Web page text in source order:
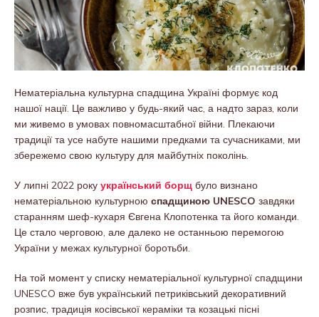
Нематеріальна культурна спадщина Україні формує код
нашої нації. Це важливо у будь-який час, а надто зараз, коли
ми живемо в умовах повномасштабної війни. Плекаючи
традиції та усе набуте нашими предками та сучасниками, ми
збережемо свою культуру для майбутніх поколінь.
У липні 2022 року український борщ було визнано
нематеріальною культурною спадщиною UNESCO завдяки
старанням шеф-кухаря Євгена Клопотенка та його команди.
Це стало черговою, але далеко не останньою перемогою
України у межах культурної боротьби.
На той момент у списку нематеріальної культурної спадщини
UNESCO вже був український петриківський декоративний
розпис, традиція косівської кераміки та козацькі пісні